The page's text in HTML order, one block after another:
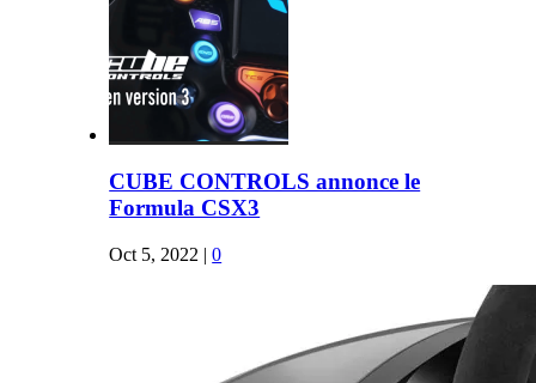
CUBE CONTROLS annonce le
Formula CSX3
Oct 5, 2022 |0